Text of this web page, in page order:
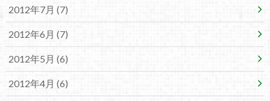
2012年7月 (7)
2012年6月 (7)
2012年5月 (6)
2012年4月 (6)